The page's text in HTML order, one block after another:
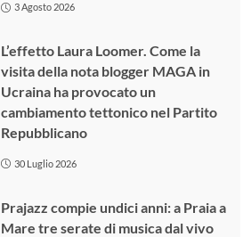
3 Agosto 2026
L’effetto Laura Loomer. Come la
visita della nota blogger MAGA in
Ucraina ha provocato un
cambiamento tettonico nel Partito
Repubblicano
30 Luglio 2026
Prajazz compie undici anni: a Praia a
Mare tre serate di musica dal vivo